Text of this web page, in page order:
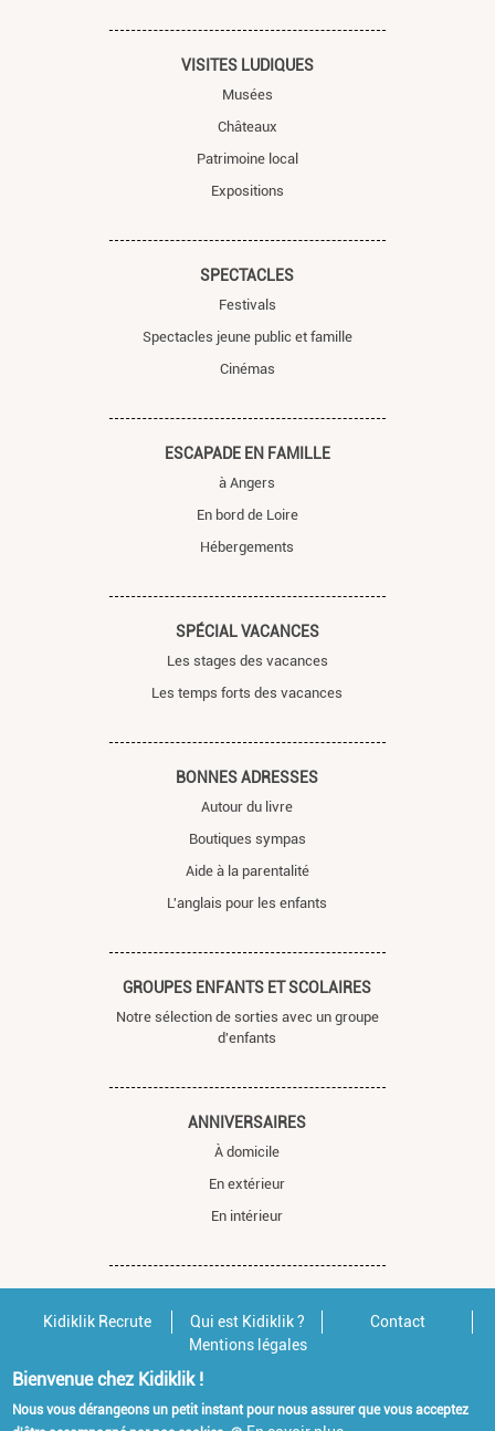
VISITES LUDIQUES
Musées
Châteaux
Patrimoine local
Expositions
SPECTACLES
Festivals
Spectacles jeune public et famille
Cinémas
ESCAPADE EN FAMILLE
à Angers
En bord de Loire
Hébergements
SPÉCIAL VACANCES
Les stages des vacances
Les temps forts des vacances
BONNES ADRESSES
Autour du livre
Boutiques sympas
Aide à la parentalité
L'anglais pour les enfants
GROUPES ENFANTS ET SCOLAIRES
Notre sélection de sorties avec un groupe
d'enfants
ANNIVERSAIRES
À domicile
En extérieur
En intérieur
Kidiklik Recrute Qui est Kidiklik ?
Contact
Mentions légales
Bienvenue chez Kidiklik !
Nous vous dérangeons un petit instant pour nous assurer que vous acceptez